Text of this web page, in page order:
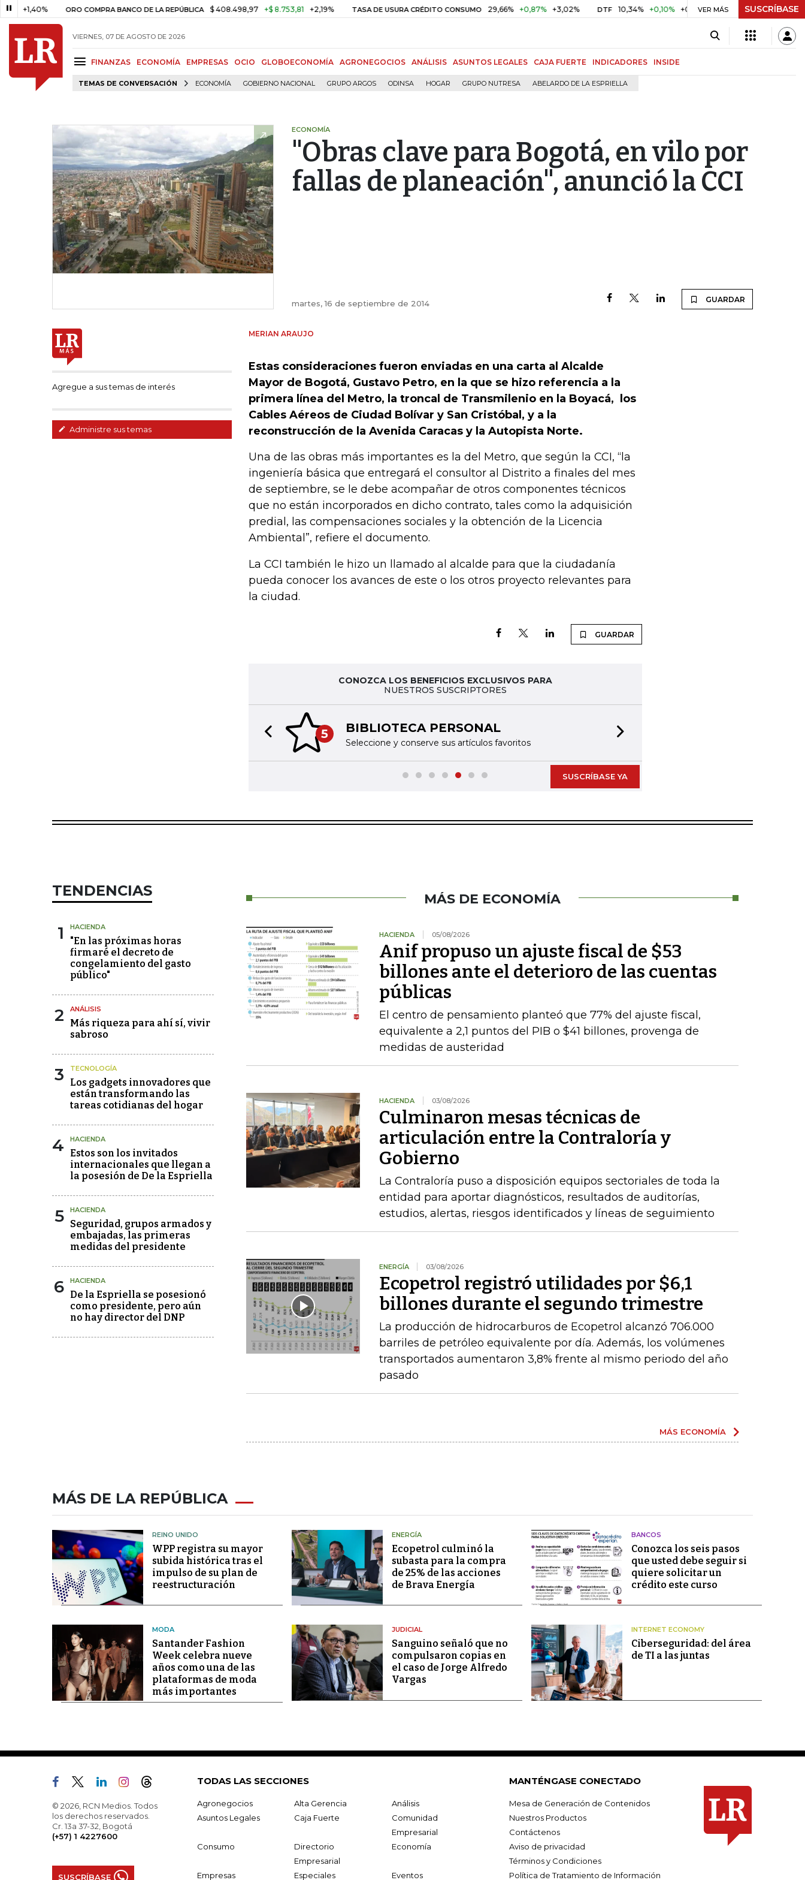
ORO COMPRA BANCO DE LA REPÚBLICA $ 408.498,97 +$ 8.753,81 +2,19% TASA DE USURA CRÉDITO CONSUMO 29,66% +0,87% +3,02% DTF 10,34% +0,10% +0,98% UVR $ 416,96 +$ 0,05
VER MÁS SUSCRÍBASE
VIERNES, 07 DE AGOSTO DE 2026
FINANZAS ECONOMÍA EMPRESAS OCIO GLOBOECONOMÍA AGRONEGOCIOS ANÁLISIS ASUNTOS LEGALES CAJA FUERTE INDICADORES INSIDE
TEMAS DE CONVERSACIÓN ECONOMÍA GOBIERNO NACIONAL GRUPO ARGOS ODINSA HOGAR GRUPO NUTRESA ABELARDO DE LA ESPRIELLA
ECONOMÍA
"Obras clave para Bogotá, en vilo por
fallas de planeación", anunció la CCI
martes, 16 de septiembre de 2014 GUARDAR
Agregue a sus temas de interés
Administre sus temas
MERIAN ARAUJO
Estas consideraciones fueron enviadas en una carta al Alcalde
Mayor de Bogotá, Gustavo Petro, en la que se hizo referencia a la
primera línea del Metro, la troncal de Transmilenio en la Boyacá, los
Cables Aéreos de Ciudad Bolívar y San Cristóbal, y a la
reconstrucción de la Avenida Caracas y la Autopista Norte.
Una de las obras más importantes es la del Metro, que según la CCI, “la
ingeniería básica que entregará el consultor al Distrito a finales del mes
de septiembre, se le debe acompañar de otros componentes técnicos
que no están incorporados en dicho contrato, tales como la adquisición
predial, las compensaciones sociales y la obtención de la Licencia
Ambiental”, refiere el documento.
La CCI también le hizo un llamado al alcalde para que la ciudadanía
pueda conocer los avances de este o los otros proyecto relevantes para
la ciudad.
GUARDAR
CONOZCA LOS BENEFICIOS EXCLUSIVOS PARA
NUESTROS SUSCRIPTORES
5 BIBLIOTECA PERSONAL
Seleccione y conserve sus artículos favoritos
Previous slide
SUSCRÍBASE YA
TENDENCIAS
1 HACIENDA
"En las próximas horas
firmaré el decreto de
congelamiento del gasto
público"
2 ANÁLISIS
Más riqueza para ahí sí, vivir
sabroso
3 TECNOLOGÍA
Los gadgets innovadores que
están transformando las
tareas cotidianas del hogar
4 HACIENDA
Estos son los invitados
internacionales que llegan a
la posesión de De la Espriella
5 HACIENDA
Seguridad, grupos armados y
embajadas, las primeras
medidas del presidente
6 HACIENDA
De la Espriella se posesionó
como presidente, pero aún
no hay director del DNP
MÁS DE ECONOMÍA
HACIENDA 05/08/2026
Anif propuso un ajuste fiscal de $53
billones ante el deterioro de las cuentas
públicas
El centro de pensamiento planteó que 77% del ajuste fiscal,
equivalente a 2,1 puntos del PIB o $41 billones, provenga de
medidas de austeridad
HACIENDA 03/08/2026
Culminaron mesas técnicas de
articulación entre la Contraloría y
Gobierno
La Contraloría puso a disposición equipos sectoriales de toda la
entidad para aportar diagnósticos, resultados de auditorías,
estudios, alertas, riesgos identificados y líneas de seguimiento
ENERGÍA 03/08/2026
Ecopetrol registró utilidades por $6,1
billones durante el segundo trimestre
La producción de hidrocarburos de Ecopetrol alcanzó 706.000
barriles de petróleo equivalente por día. Además, los volúmenes
transportados aumentaron 3,8% frente al mismo periodo del año
pasado
MÁS ECONOMÍA
MÁS DE LA REPÚBLICA
REINO UNIDO
WPP registra su mayor
subida histórica tras el
impulso de su plan de
reestructuración
ENERGÍA
Ecopetrol culminó la
subasta para la compra
de 25% de las acciones
de Brava Energía
BANCOS
Conozca los seis pasos
que usted debe seguir si
quiere solicitar un
crédito este curso
MODA
Santander Fashion
Week celebra nueve
años como una de las
plataformas de moda
más importantes
JUDICIAL
Sanguino señaló que no
compulsaron copias en
el caso de Jorge Alfredo
Vargas
INTERNET ECONOMY
Ciberseguridad: del área
de TI a las juntas
© 2026, RCN Medios. Todos
los derechos reservados.
Cr. 13a 37-32, Bogotá
(+57) 1 4227600
SUSCRÍBASE
TODAS LAS SECCIONES
Agronegocios Alta Gerencia
Análisis
Asuntos Legales
Caja Fuerte
Comunidad
Empresarial
Consumo
Directorio
Empresarial
Economía
Empresas Especiales Eventos
MANTÉNGASE CONECTADO
Mesa de Generación de Contenidos
Nuestros Productos
Contáctenos
Aviso de privacidad
Términos y Condiciones
Política de Tratamiento de Información